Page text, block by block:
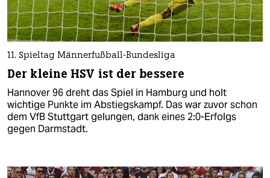
11. Spieltag Männerfußball-Bundesliga
Der kleine HSV ist der bessere
Hannover 96 dreht das Spiel in Hamburg und holt
wichtige Punkte im Abstiegskampf. Das war zuvor schon
dem VfB Stuttgart gelungen, dank eines 2:0-Erfolgs
gegen Darmstadt.